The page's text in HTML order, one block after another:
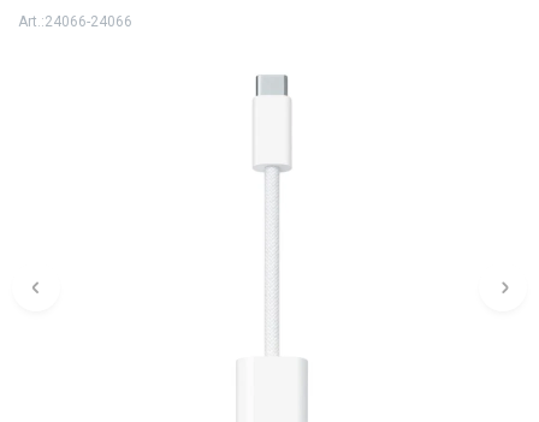
24066-24066